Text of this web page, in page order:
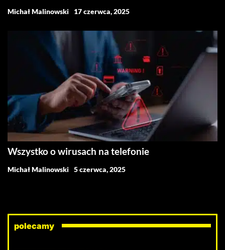
Michał Malinowski 17 czerwca, 2025
Wszystko o wirusach na telefonie
Michał Malinowski 5 czerwca, 2025
polecamy